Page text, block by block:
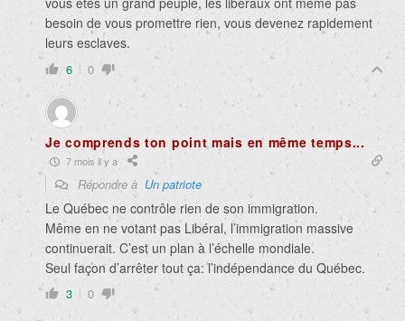
besoin de vous promettre rien, vous devenez rapidement
leurs esclaves.
6 0
Je comprends ton point mais en même temps...
7 mois il y a
Répondre à Un patriote
Le Québec ne contrôle rien de son immigration.
Même en ne votant pas Libéral, l’immigration massive
continuerait. C’est un plan à l’échelle mondiale.
Seul façon d’arrêter tout ça: l’indépendance du Québec.
3 0